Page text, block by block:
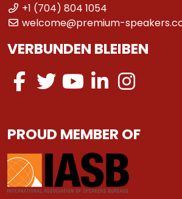
+1 (704) 804 1054
welcome@premium-
VERBUNDEN BLEIBEN
PROUD MEMBER OF